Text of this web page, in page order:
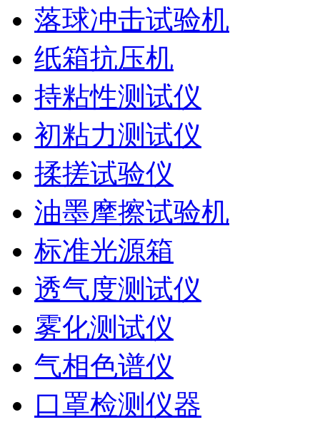
落球冲击试验机
纸箱抗压机
持粘性测试仪
初粘力测试仪
揉搓试验仪
油墨摩擦试验机
标准光源箱
透气度测试仪
雾化测试仪
气相色谱仪
口罩检测仪器